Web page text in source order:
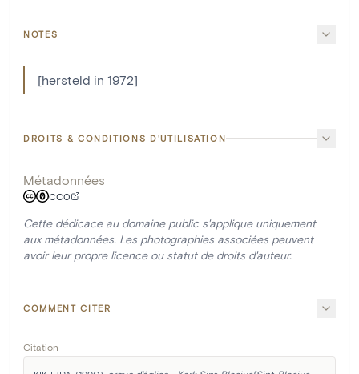
NOTES
[hersteld in 1972]
DROITS & CONDITIONS D'UTILISATION
Métadonnées
CC0
Cette dédicace au domaine public s'applique uniquement
aux métadonnées. Les photographies associées peuvent
avoir leur propre licence ou statut de droits d'auteur.
COMMENT CITER
Citation